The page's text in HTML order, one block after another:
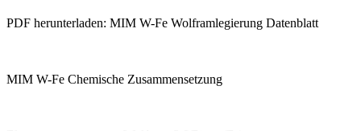
PDF herunterladen: MIM W-Fe Wolframlegierung Datenblatt
MIM W-Fe Chemische Zusammensetzung